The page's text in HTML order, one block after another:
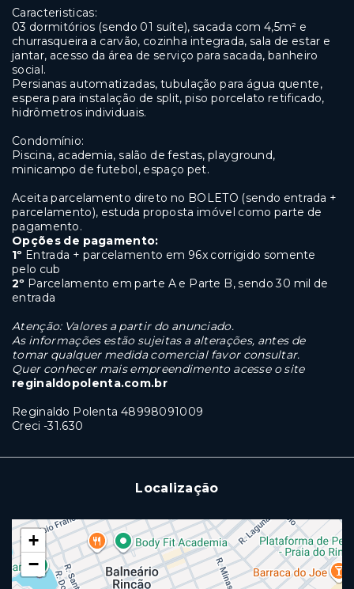
Caracteristicas:
03 dormitórios (sendo 01 suíte), sacada com 4,5m² e
churrasqueira a carvão, cozinha integrada, sala de estar e
jantar, acesso da área de serviço para sacada, banheiro
social.
Persianas automatizadas, tubulação para água quente,
espera para instalação de split, piso porcelato retificado,
hidrômetros individuais.
Condomínio:
Piscina, academia, salão de festas, playground,
minicampo de futebol, espaço pet.
Aceita parcelamento direto no BOLETO (sendo entrada +
parcelamento), estuda proposta imóvel como parte de
pagamento.
Opções de pagamento:
1º Entrada + parcelamento em 96x corrigido somente
pelo cub
2º Parcelamento em parte A e Parte B, sendo 30 mil de
entrada
Atenção: Valores a partir do anunciado.
As informações estão sujeitas a alterações, antes de
tomar qualquer medida comercial favor consultar.
Quer conhecer mais empreendimento acesse o site
reginaldopolenta.com.br
Reginaldo Polenta 48998091009
Creci -31.630
Localização
+
−